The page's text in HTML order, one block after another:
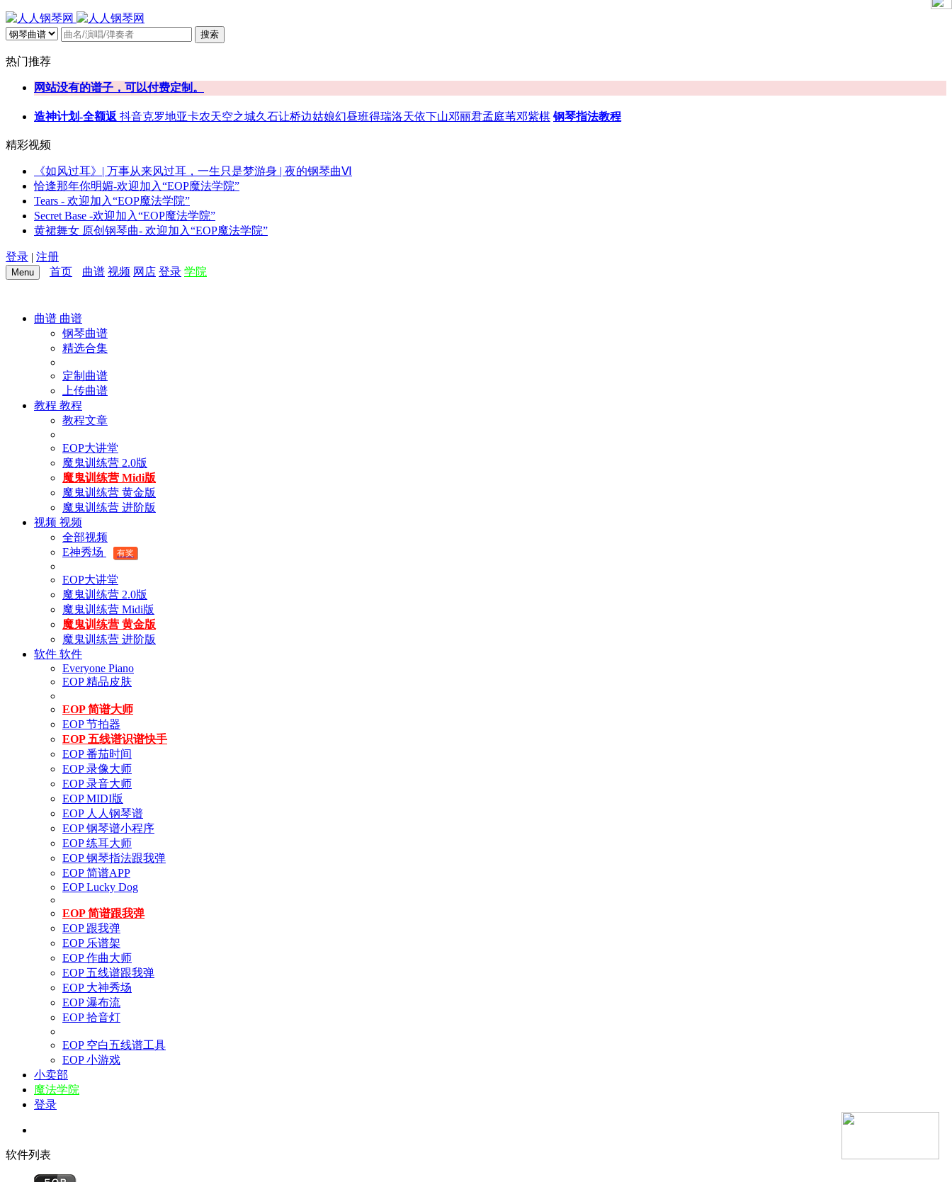
搜索
热门推荐
网站没有的谱子，可以付费定制。
造神计划-全额返 抖音克罗地亚卡农天空之城久石让桥边姑娘幻昼班得瑞洛天依下山邓丽君孟庭苇邓紫棋 钢琴指法教程
精彩视频
《如风过耳》| 万事从来风过耳，一生只是梦游身 | 夜的钢琴曲Ⅵ
恰逢那年你明媚-欢迎加入“EOP魔法学院”
Tears - 欢迎加入“EOP魔法学院”
Secret Base -欢迎加入“EOP魔法学院”
黄裙舞女 原创钢琴曲- 欢迎加入“EOP魔法学院”
登录 | 注册
Menu 首页 曲谱 视频 网店 登录 学院
曲谱 曲谱
钢琴曲谱
精选合集
定制曲谱
上传曲谱
教程 教程
教程文章
EOP大讲堂
魔鬼训练营 2.0版
魔鬼训练营 Midi版
魔鬼训练营 黄金版
魔鬼训练营 进阶版
视频 视频
全部视频
E神秀场
有奖
EOP大讲堂
魔鬼训练营 2.0版
魔鬼训练营 Midi版
魔鬼训练营 黄金版
魔鬼训练营 进阶版
软件 软件
Everyone Piano
EOP 精品皮肤
EOP 简谱大师
EOP 节拍器
EOP 五线谱识谱快手
EOP 番茄时间
EOP 录像大师
EOP 录音大师
EOP MIDI版
EOP 人人钢琴谱
EOP 钢琴谱小程序
EOP 练耳大师
EOP 钢琴指法跟我弹
EOP 简谱APP
EOP Lucky Dog
EOP 简谱跟我弹
EOP 跟我弹
EOP 乐谱架
EOP 作曲大师
EOP 五线谱跟我弹
EOP 大神秀场
EOP 瀑布流
EOP 拾音灯
EOP 空白五线谱工具
EOP 小游戏
小卖部
魔法学院
登录
软件列表